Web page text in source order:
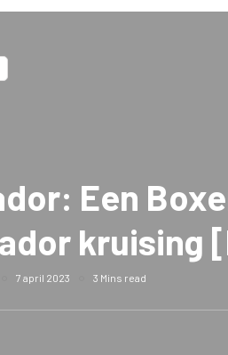
Een
kruising
7 april 2023 3 Mins read